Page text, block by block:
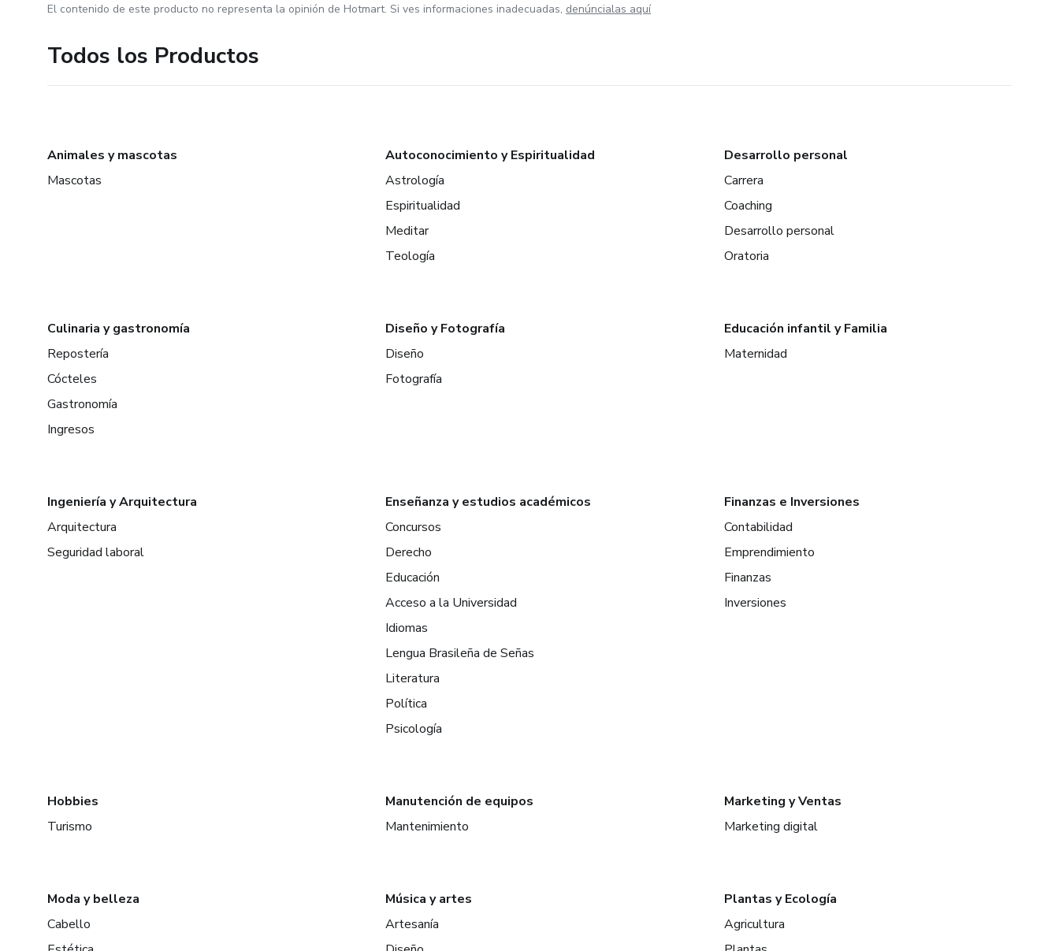
El contenido de este producto no representa la opinión de Hotmart. Si ves informaciones inadecuadas, denúncialas aquí
Todos los Productos
Animales y mascotas
Mascotas
Autoconocimiento y Espiritualidad
Astrología
Espiritualidad
Meditar
Teología
Desarrollo personal
Carrera
Coaching
Desarrollo personal
Oratoria
Culinaria y gastronomía
Repostería
Cócteles
Gastronomía
Ingresos
Diseño y Fotografía
Diseño
Fotografía
Educación infantil y Familia
Maternidad
Ingeniería y Arquitectura
Arquitectura
Seguridad laboral
Enseñanza y estudios académicos
Concursos
Derecho
Educación
Acceso a la Universidad
Idiomas
Lengua Brasileña de Señas
Literatura
Política
Psicología
Finanzas e Inversiones
Contabilidad
Emprendimiento
Finanzas
Inversiones
Hobbies
Turismo
Manutención de equipos
Mantenimiento
Marketing y Ventas
Marketing digital
Moda y belleza
Cabello
Música y artes
Artesanía
Plantas y Ecología
Agricultura